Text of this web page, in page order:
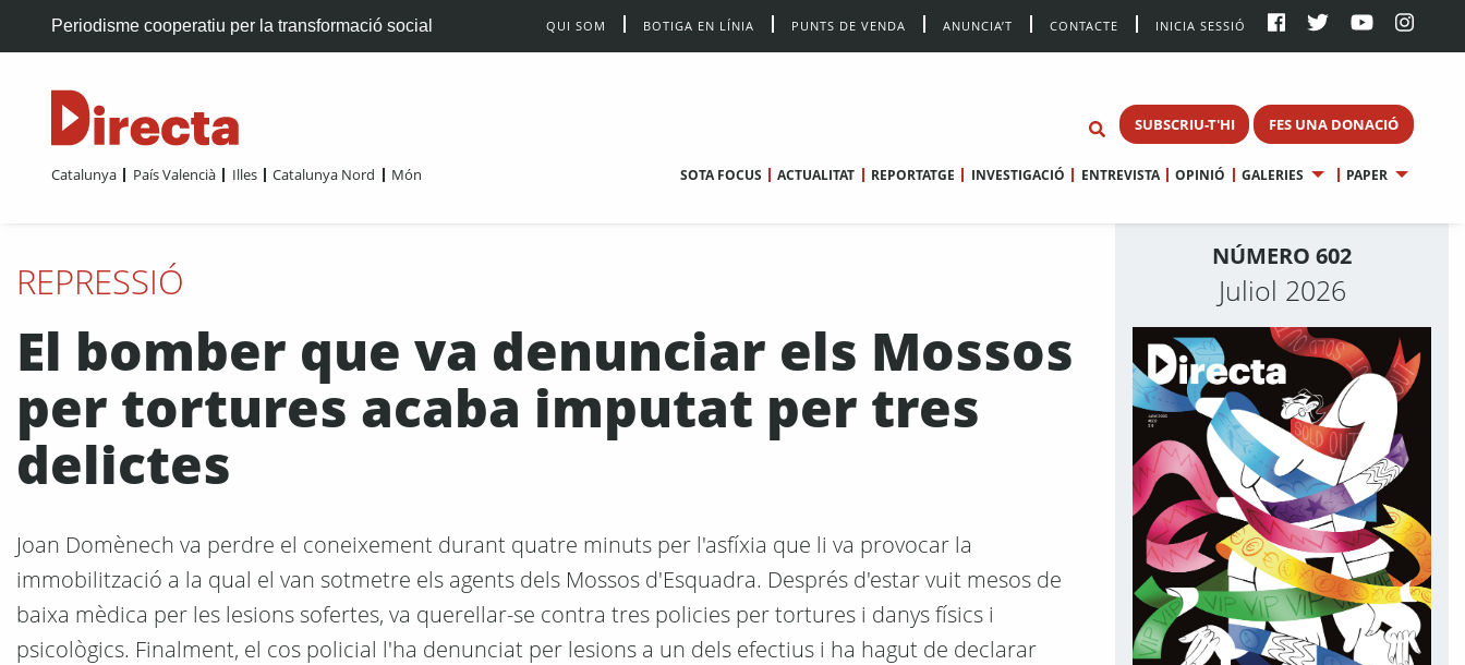
Periodisme cooperatiu per la transformació social QUI SOM BOTIGA EN LÍNIA PUNTS DE VENDA ANUNCIA’T CONTACTE INICIA SESSIÓ
SUBSCRIU-T'HI FES UNA DONACIÓ
Catalunya País Valencià Illes Catalunya Nord Món SOTA FOCUS ACTUALITAT REPORTATGE INVESTIGACIÓ ENTREVISTA OPINIÓ GALERIES PAPER
REPRESSIÓ
El bomber que va denunciar els Mossos
per tortures acaba imputat per tres
delictes
Joan Domènech va perdre el coneixement durant quatre minuts per l'asfíxia que li va provocar la
immobilització a la qual el van sotmetre els agents dels Mossos d'Esquadra. Després d'estar vuit mesos de
baixa mèdica per les lesions sofertes, va querellar-se contra tres policies per tortures i danys físics i
psicològics. Finalment, el cos policial l'ha denunciat per lesions a un dels efectius i ha hagut de declarar
NÚMERO 602
Juliol 2026